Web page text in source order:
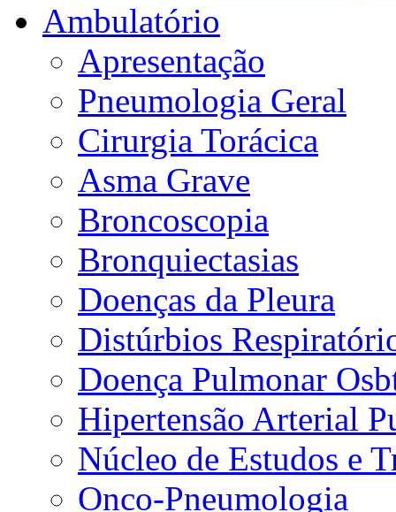
Ambulatório
Apresentação
Pneumologia Geral
Cirurgia Torácica
Asma Grave
Broncoscopia
Bronquiectasias
Doenças da Pleura
Distúrbios
Doença Pulmonar
Hipertensão Arterial
Núcleo de Estudos e
Onco-Pneumologia